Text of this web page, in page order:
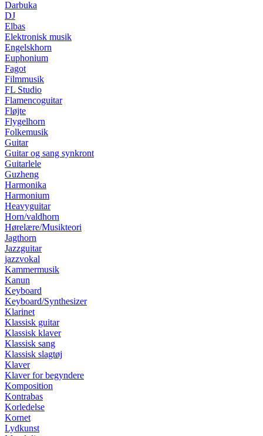
Darbuka
DJ
Elbas
Elektronisk musik
Engelskhorn
Euphonium
Fagot
Filmmusik
FL Studio
Flamencoguitar
Fløjte
Flygelhorn
Folkemusik
Guitar
Guitar og sang synkront
Guitarlele
Guzheng
Harmonika
Harmonium
Heavyguitar
Horn/valdhorn
Hørelære/Musikteori
Jagthorn
Jazzguitar
jazzvokal
Kammermusik
Kanun
Keyboard
Keyboard/Synthesizer
Klarinet
Klassisk guitar
Klassisk klaver
Klassisk sang
Klassisk slagtøj
Klaver
Klaver for begyndere
Komposition
Kontrabas
Korledelse
Kornet
Lydkunst